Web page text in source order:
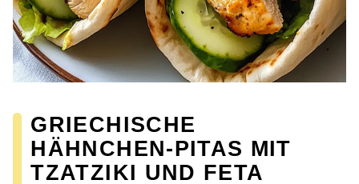
GRIECHISCHE
HÄHNCHEN-PITAS MIT
TZATZIKI UND FETA